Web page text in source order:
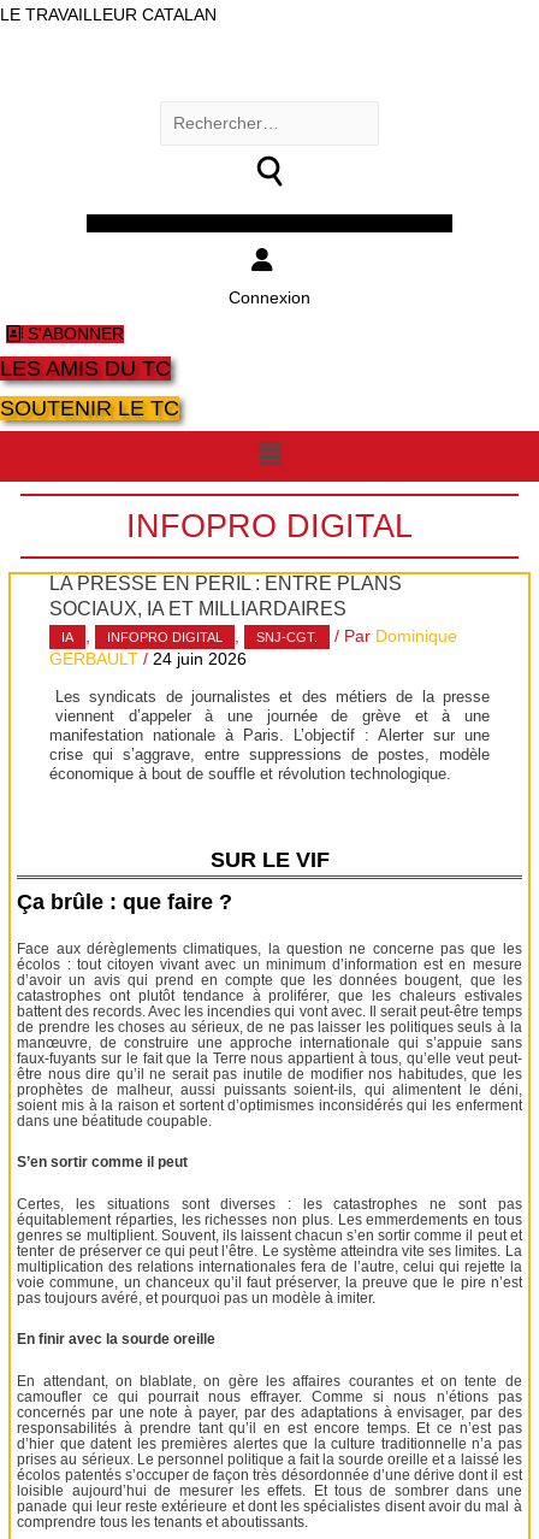
LE TRAVAILLEUR CATALAN
Rechercher :
Connexion
S'ABONNER
LES AMIS DU TC
SOUTENIR LE TC
Menu
INFOPRO DIGITAL
LA PRESSE EN PÉRIL : ENTRE PLANS
SOCIAUX, IA ET MILLIARDAIRES
IA , INFOPRO DIGITAL , SNJ-CGT. / Par Dominique
GERBAULT /24 juin 2026
Les syndicats de journalistes et des métiers de la presse
viennent d’appeler à une journée de grève et à une
manifestation nationale à Paris. L’objectif : Alerter sur une
crise qui s’aggrave, entre suppressions de postes, modèle
économique à bout de souffle et révolution technologique.
SUR LE VIF
Ça brûle : que faire ?
Face aux dérèglements climatiques, la question ne concerne pas que les
écolos : tout citoyen vivant avec un minimum d’information est en mesure
d’avoir un avis qui prend en compte que les données bougent, que les
catastrophes ont plutôt tendance à proliférer, que les chaleurs estivales
battent des records. Avec les incendies qui vont avec. Il serait peut-être temps
de prendre les choses au sérieux, de ne pas laisser les politiques seuls à la
manœuvre, de construire une approche internationale qui s’appuie sans
faux-fuyants sur le fait que la Terre nous appartient à tous, qu’elle veut peut-
être nous dire qu’il ne serait pas inutile de modifier nos habitudes, que les
prophètes de malheur, aussi puissants soient-ils, qui alimentent le déni,
soient mis à la raison et sortent d’optimismes inconsidérés qui les enferment
dans une béatitude coupable.
S’en sortir comme il peut
Certes, les situations sont diverses : les catastrophes ne sont pas
équitablement réparties, les richesses non plus. Les emmerdements en tous
genres se multiplient. Souvent, ils laissent chacun s’en sortir comme il peut et
tenter de préserver ce qui peut l’être. Le système atteindra vite ses limites. La
multiplication des relations internationales fera de l’autre, celui qui rejette la
voie commune, un chanceux qu’il faut préserver, la preuve que le pire n’est
pas toujours avéré, et pourquoi pas un modèle à imiter.
En finir avec la sourde oreille
En attendant, on blablate, on gère les affaires courantes et on tente de
camoufler ce qui pourrait nous effrayer. Comme si nous n’étions pas
concernés par une note à payer, par des adaptations à envisager, par des
responsabilités à prendre tant qu’il en est encore temps. Et ce n’est pas
d’hier que datent les premières alertes que la culture traditionnelle n’a pas
prises au sérieux. Le personnel politique a fait la sourde oreille et a laissé les
écolos patentés s’occuper de façon très désordonnée d’une dérive dont il est
loisible aujourd’hui de mesurer les effets. Et tous de sombrer dans une
panade qui leur reste extérieure et dont les spécialistes disent avoir du mal à
comprendre tous les tenants et aboutissants.